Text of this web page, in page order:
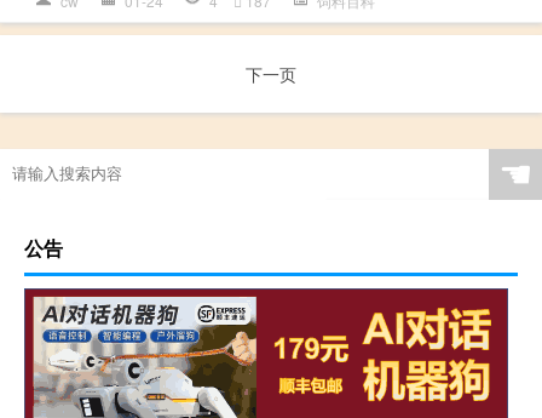
下一页
☚
公告